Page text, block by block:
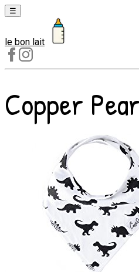
☰
Laits
1er
âge
Laits
2e
âge
croissance
le bon lait
Copper